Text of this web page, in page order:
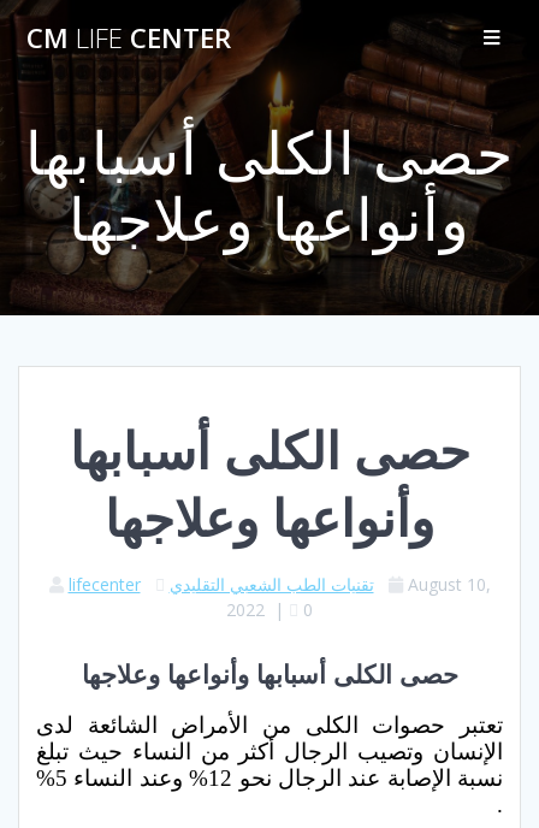
Skip
to
CM LIFE CENTER
حصى الكلى أسبابها
وأنواعها وعلاجها
حصى الكلى أسبابها
وأنواعها وعلاجها
lifecenter تقنيات الطب الشعبي التقليدي
August 10,
2022 | 0
حصى الكلى أسبابها وأنواعها وعلاجها
تعتبر حصوات الكلى من الأمراض الشائعة لدى
الإنسان وتصيب الرجال أكثر من النساء حيث تبلغ
نسبة الإصابة عند الرجال نحو 12% وعند النساء 5%
.